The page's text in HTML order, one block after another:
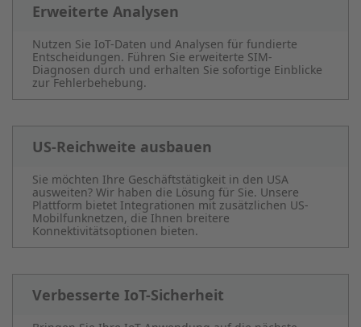
Erweiterte Analysen
Nutzen Sie IoT-Daten und Analysen für fundierte
Entscheidungen. Führen Sie erweiterte SIM-
Diagnosen durch und erhalten Sie sofortige Einblicke
zur Fehlerbehebung.
US-Reichweite ausbauen
Sie möchten Ihre Geschäftstätigkeit in den USA
ausweiten? Wir haben die Lösung für Sie. Unsere
Plattform bietet Integrationen mit zusätzlichen US-
Mobilfunknetzen, die Ihnen breitere
Konnektivitätsoptionen bieten.
Verbesserte IoT-Sicherheit